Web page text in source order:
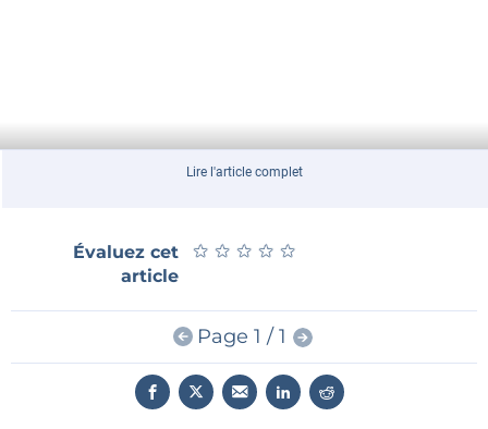
Lire l'article complet
Évaluez cet
article
★ ★ ★ ★ ★
★ ★ ★ ★ ★
Page 1 / 1